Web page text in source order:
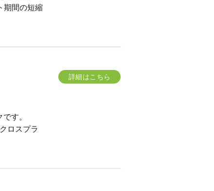
期間の短縮
詳細はこちら
す。
ロスプラ